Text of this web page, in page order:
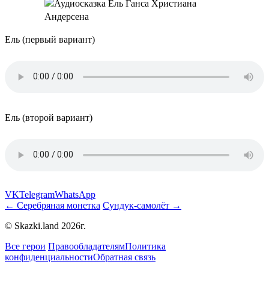
Ель (первый вариант)
Ель (второй вариант)
VKTelegramWhatsApp
← Серебряная монетка Сундук-самолёт →
© Skazki.land 2026г.
Все герои ПравообладателямПолитика
конфиденциальностиОбратная связь